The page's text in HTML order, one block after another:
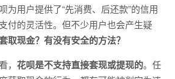
为用户提供了“先消费、后还款”的信用
付的灵活性。但不少用户也会产生疑
取现金？有没有安全的方法？
， 花呗是不支持直接套现或提现的。任